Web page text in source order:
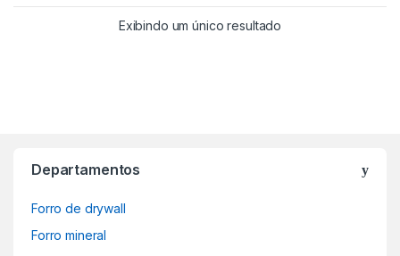
Exibindo um único resultado
Departamentos
Forro de drywall
Forro mineral